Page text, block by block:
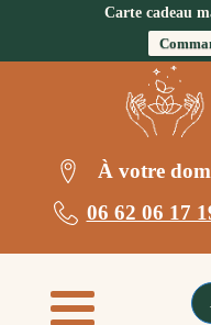
Carte cadeau
À votre
06 62 06 17